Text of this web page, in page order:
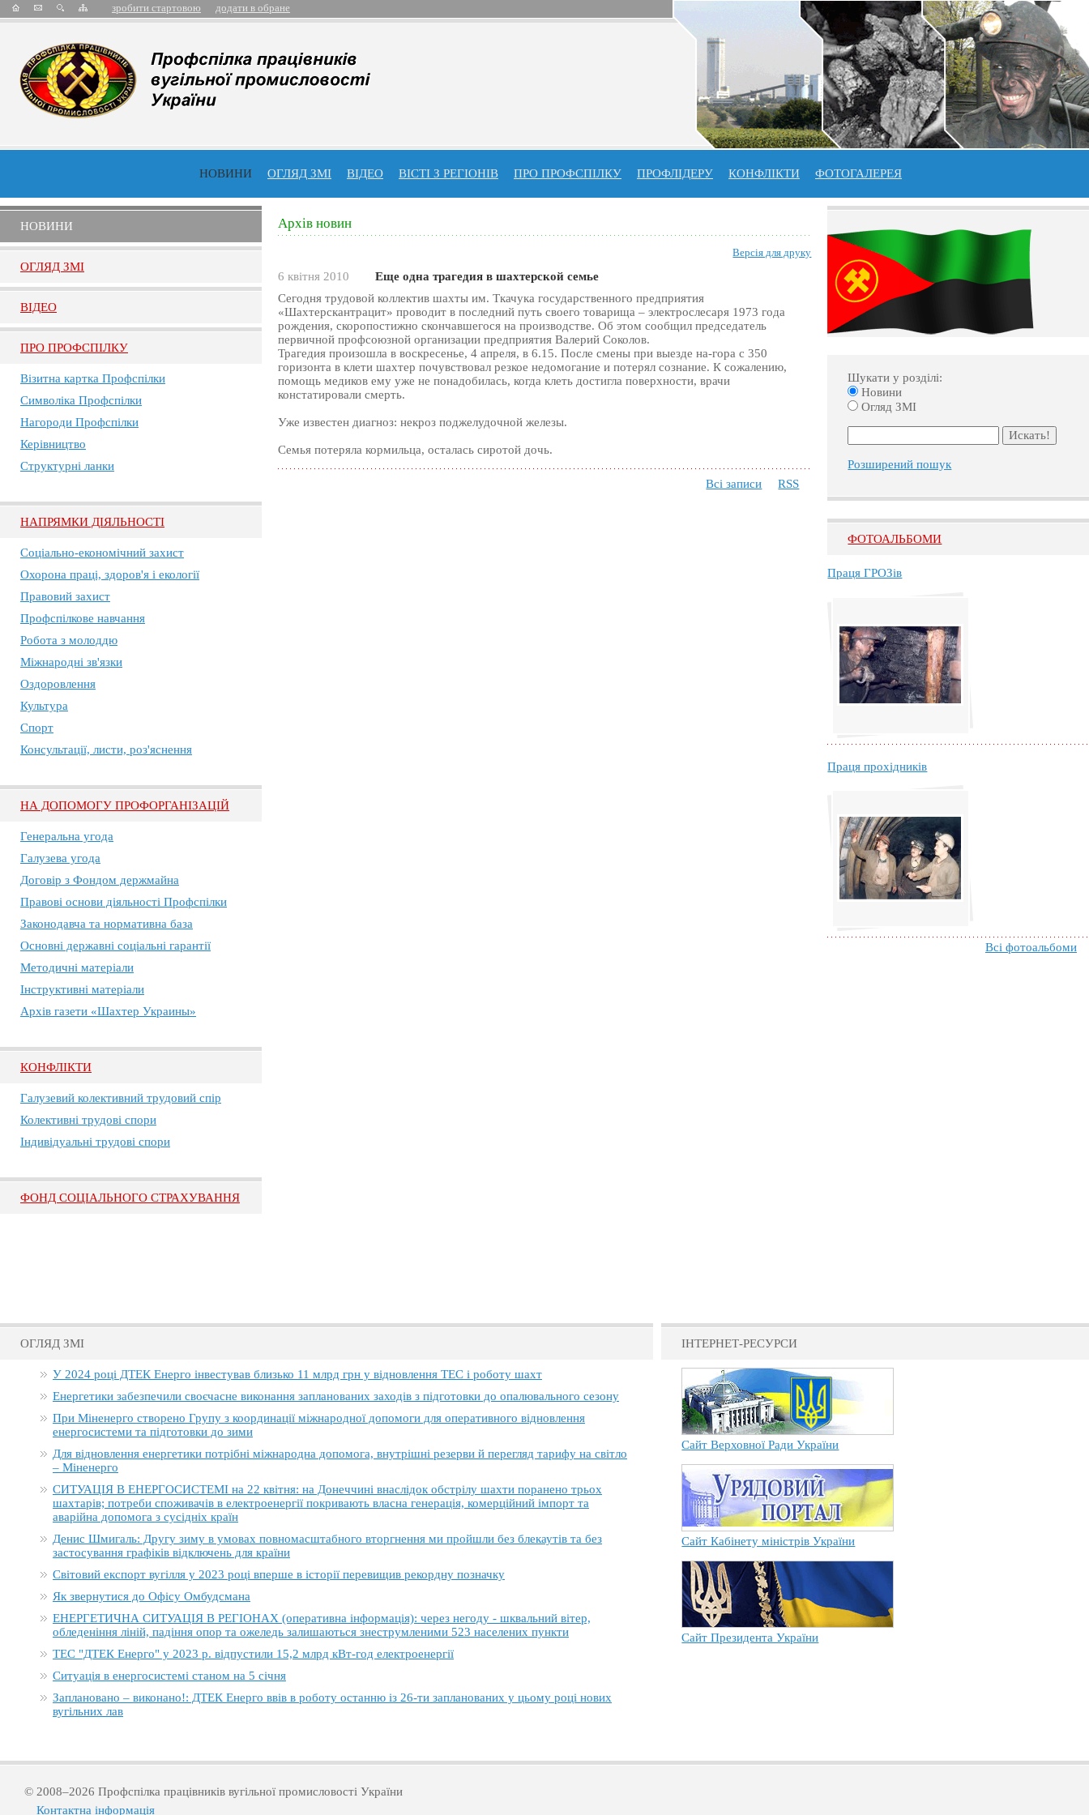
зробити стартовою додати в обране
НОВИНИ ОГЛЯД ЗМІ ВІДЕО ВІСТІ З РЕГІОНІВ ПРО ПРОФСПIЛКУ ПРОФЛIДЕРУ КОНФЛІКТИ ФОТОГАЛЕРЕЯ
НОВИНИ
ОГЛЯД ЗМI
ВIДЕО
ПРО ПРОФСПIЛКУ
Візитна картка Профспілки
Символіка Профспілки
Нагороди Профспілки
Керівництво
Структурні ланки
НАПРЯМКИ ДІЯЛЬНОСТІ
Соціально-економічний захист
Охорона праці, здоров'я і екології
Правовий захист
Профспілкове навчання
Робота з молоддю
Міжнародні зв'язки
Оздоровлення
Культура
Спорт
Консультації, листи, роз'яснення
НА ДОПОМОГУ ПРОФОРГАНІЗАЦІЙ
Генеральна угода
Галузева угода
Договір з Фондом держмайна
Правові основи діяльності Профспілки
Законодавча та нормативна база
Основні державні соціальні гарантії
Методичні матеріали
Інструктивні матеріали
Архів газети «Шахтер Украины»
КОНФЛІКТИ
Галузевий колективний трудовий спір
Колективні трудові спори
Індивідуальні трудові спори
ФОНД СОЦІАЛЬНОГО СТРАХУВАННЯ
Архів новин
Версія для друку
6 квітня 2010
Еще одна трагедия в шахтерской семье
Сегодня трудовой коллектив шахты им. Ткачука государственного предприятия
«Шахтерскантрацит» проводит в последний путь своего товарища – электрослесаря 1973 года
рождения, скоропостижно скончавшегося на производстве. Об этом сообщил председатель
первичной профсоюзной организации предприятия Валерий Соколов.
Трагедия произошла в воскресенье, 4 апреля, в 6.15. После смены при выезде на-гора с 350
горизонта в клети шахтер почувствовал резкое недомогание и потерял сознание. К сожалению,
помощь медиков ему уже не понадобилась, когда клеть достигла поверхности, врачи
констатировали смерть.
Уже известен диагноз: некроз поджелудочной железы.
Семья потеряла кормильца, осталась сиротой дочь.
Всі записи RSS
Шукати у розділі:
Новини
Огляд ЗМІ
Розширений пошук
ФОТОАЛЬБОМИ
Праця ГРОЗів
Праця прохідників
Всі фотоальбоми
ОГЛЯД ЗМІ
У 2024 році ДТЕК Енерго інвестував близько 11 млрд грн у відновлення ТЕС і роботу шахт
Енергетики забезпечили своєчасне виконання запланованих заходів з підготовки до опалювального сезону
При Міненерго створено Групу з координації міжнародної допомоги для оперативного відновлення
енергосистеми та підготовки до зими
Для відновлення енергетики потрібні міжнародна допомога, внутрішні резерви й перегляд тарифу на світло
– Міненерго
СИТУАЦІЯ В ЕНЕРГОСИСТЕМІ на 22 квітня: на Донеччині внаслідок обстрілу шахти поранено трьох
шахтарів; потреби споживачів в електроенергії покривають власна генерація, комерційний імпорт та
аварійна допомога з сусідніх країн
Денис Шмигаль: Другу зиму в умовах повномасштабного вторгнення ми пройшли без блекаутів та без
застосування графіків відключень для країни
Світовий експорт вугілля у 2023 році вперше в історії перевищив рекордну позначку
Як звернутися до Офісу Омбудсмана
ЕНЕРГЕТИЧНА СИТУАЦІЯ В РЕГІОНАХ (оперативна інформація): через негоду - шквальний вітер,
обледеніння ліній, падіння опор та ожеледь залишаються знеструмленими 523 населених пункти
ТЕС "ДТЕК Енерго" у 2023 р. відпустили 15,2 млрд кВт-год електроенергії
Ситуація в енергосистемі станом на 5 січня
Заплановано – виконано!: ДТЕК Енерго ввів в роботу останню із 26-ти запланованих у цьому році нових
вугільних лав
ІНТЕРНЕТ-РЕСУРСИ
Сайт Верховної Ради України
Сайт Кабінету міністрів України
Сайт Президента України
© 2008–2026 Профспілка працівників вугільної промисловості України
Контактна інформація